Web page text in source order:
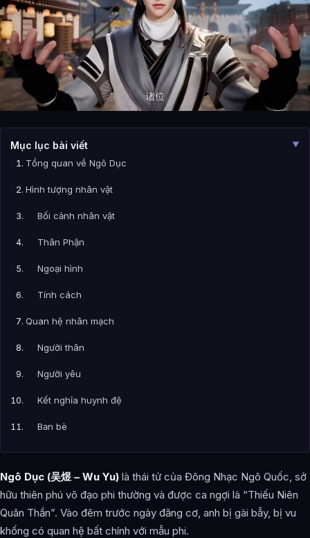
Mục lục bài viết ▼
Tổng quan về Ngô Dục
Hình tượng nhân vật
Bối cảnh nhân vật
Thân Phận
Ngoại hình
Tính cách
Quan hệ nhân mạch
Người thân
Người yêu
Kết nghĩa huynh đệ
Bạn bè
Đồng minh
Kẻ thù
Năng lực sức mạnh
Cảnh giới
Ngô Dục (吴煜 – Wu Yu) là thái tử của Đông Nhạc Ngô Quốc, sở
hữu thiên phú võ đạo phi thường và được ca ngợi là “Thiếu Niên
Quân Thần”. Vào đêm trước ngày đăng cơ, anh bị gài bẫy, bị vu
khống có quan hệ bất chính với mẫu phi.